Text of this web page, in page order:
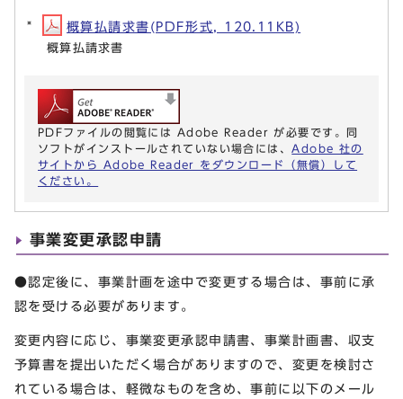
概算払請求書(PDF形式, 120.11KB)
概算払請求書
PDFファイルの閲覧には Adobe Reader が必要です。同
ソフトがインストールされていない場合には、 Adobe 社の
サイトから Adobe Reader をダウンロード（無償）して
ください。
事業変更承認申請
●認定後に、事業計画を途中で変更する場合は、事前に承
認を受ける必要があります。
変更内容に応じ、事業変更承認申請書、事業計画書、収支
予算書を提出いただく場合がありますので、変更を検討さ
れている場合は、軽微なものを含め、事前に以下のメール